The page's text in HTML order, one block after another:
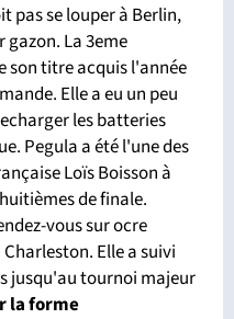
pas se louper à Berlin,
La 3eme
son titre acquis l'année
Elle a eu un peu
les batteries
Pegula a été l'une des
Loïs Boisson à
de finale.
vous sur ocre
Elle a suivi
jusqu'au tournoi majeur
la forme